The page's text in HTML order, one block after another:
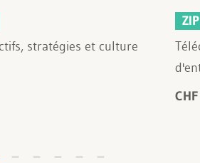
stratégies et culture
ZIP